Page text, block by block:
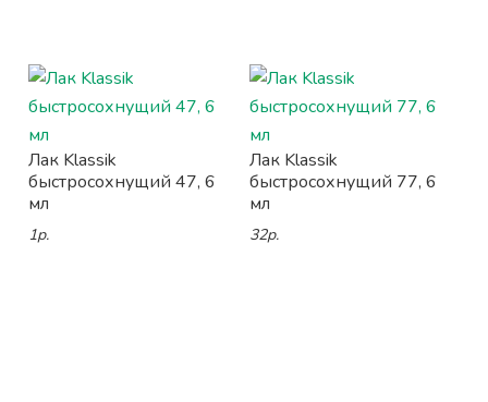
Лак Klassik
быстросохнущий 47, 6
мл
1р.
Лак Klassik
быстросохнущий 77, 6
мл
32р.